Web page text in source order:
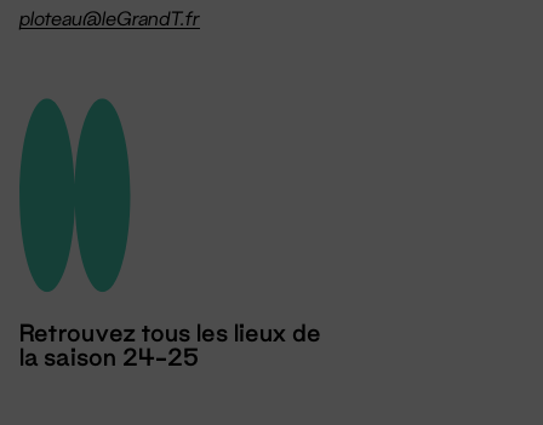
ploteau@leGrandT.fr
Retrouvez tous les lieux de
la saison 24-25